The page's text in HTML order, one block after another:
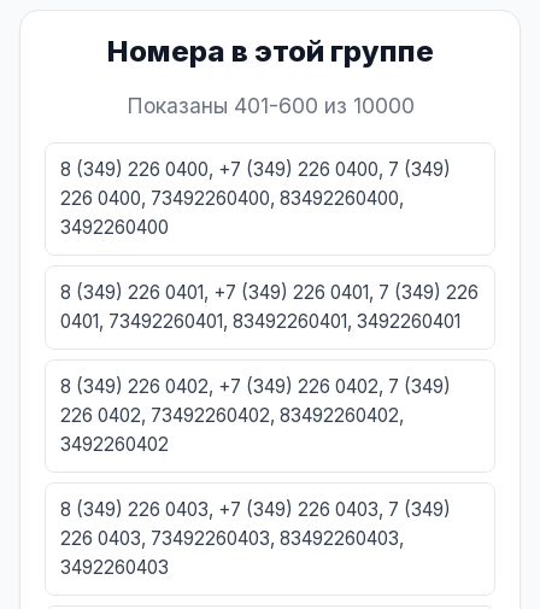
Номера в этой группе
Показаны 401-600 из 10000
8 (349) 226 0400, +7 (349) 226 0400, 7 (349)
226 0400, 73492260400, 83492260400,
3492260400
8 (349) 226 0401, +7 (349) 226 0401, 7 (349) 226
0401, 73492260401, 83492260401, 3492260401
8 (349) 226 0402, +7 (349) 226 0402, 7 (349)
226 0402, 73492260402, 83492260402,
3492260402
8 (349) 226 0403, +7 (349) 226 0403, 7 (349)
226 0403, 73492260403, 83492260403,
3492260403